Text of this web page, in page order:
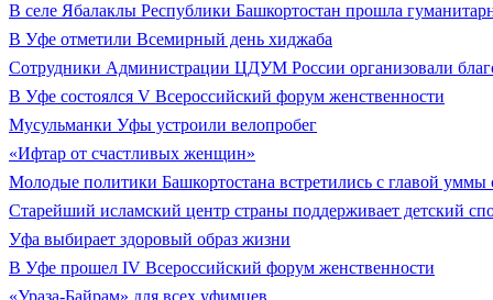
В селе Ябалаклы Республики Башкортостан прошла
В Уфе отметили Всемирный день хиджаба
Сотрудники Администрации ЦДУМ России организовали
В Уфе состоялся V Всероссийский форум женственности
Мусульманки Уфы устроили велопробег
«Ифтар от счастливых женщин»
Молодые политики Башкортостана встретились с главой уммы
Старейший исламский центр страны поддерживает детский
Уфа выбирает здоровый образ жизни
В Уфе прошел IV Всероссийский форум женственности
«Ураза-Байрам» для всех уфимцев